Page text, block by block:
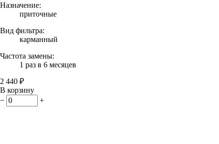
Назначение:
приточные
Вид фильтра:
карманный
Частота замены:
1 раз в 6 месяцев
2 440 ₽
В корзину
−
+